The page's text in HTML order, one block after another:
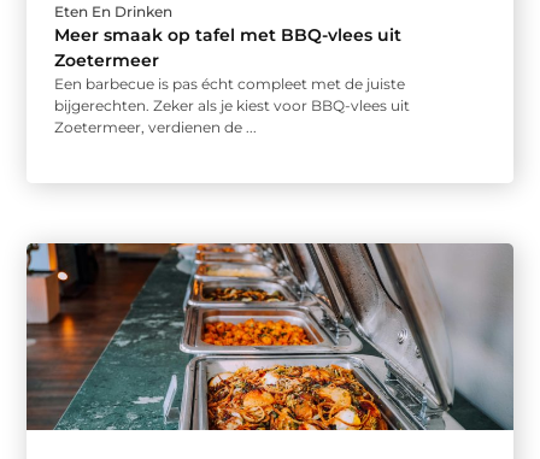
Eten En Drinken
Meer smaak op tafel met BBQ-vlees uit
Zoetermeer
Een barbecue is pas écht compleet met de juiste
bijgerechten. Zeker als je kiest voor BBQ-vlees uit
Zoetermeer, verdienen de ...